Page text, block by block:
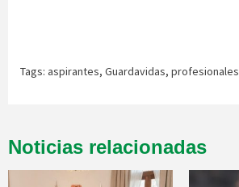
Tags: aspirantes, Guardavidas, profesionales
Noticias relacionadas